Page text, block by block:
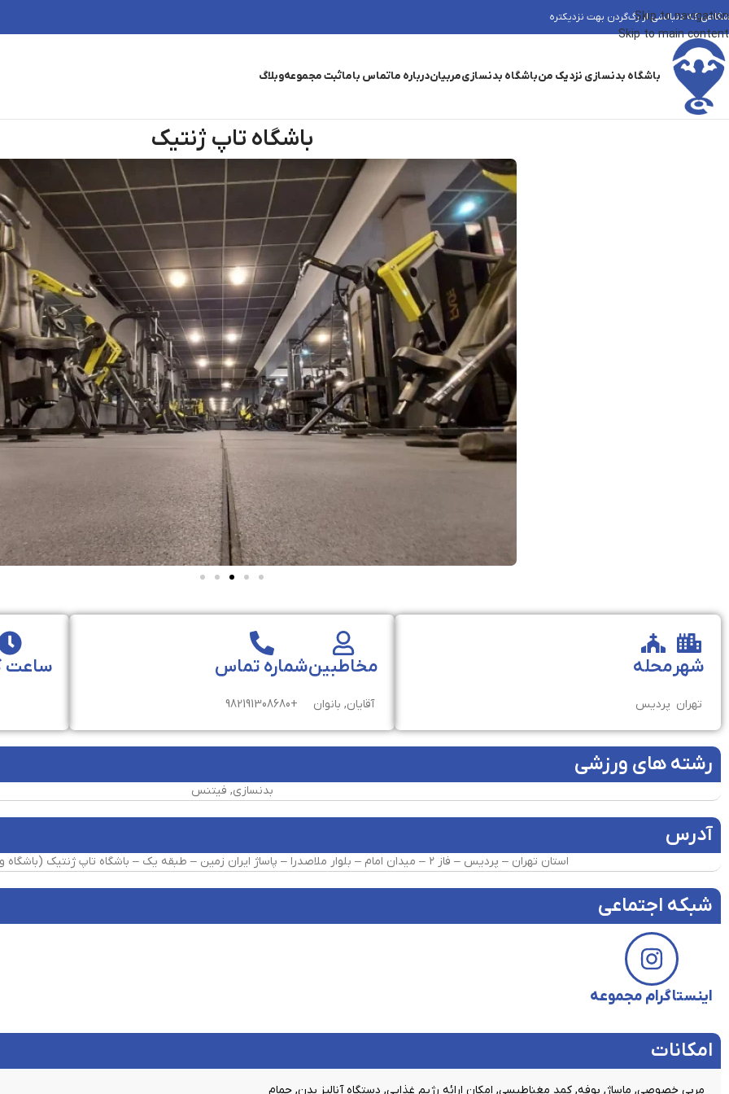
Skip to navigation
Skip to main content
که دنبالشی از رگ‌گردن بهت نزدیکتره
باشگاه بدنسازی نزدیک منباشگاه بدنسازیمربیاندرباره ماتماس باماثبت مجموعهوبلاگ
باشگاه تاپ ژنتیک
شهر
تهران
محله
پردیس
مخاطبین
آقایان, بانوان
شماره تماس
+982191308680
ساعت
رشته های ورزشی
بدنسازی, فیتنس
آدرس
استان تهران – پردیس – فاز ۲ – میدان امام – بلوار ملاصدرا – پاساژ ایران زمین – طبقه یک – باشگاه تاپ ژنتیک (باشگاه ورزشی حامیان سلامت)
شبکه اجتماعی
اینستاگرام مجموعه
امکانات​
مربی خصوصی, ماساژ, بوفه, کمد مغناطیسی, امکان ارائه رژیم غذایی, دستگاه آنالیز بدن, حمام